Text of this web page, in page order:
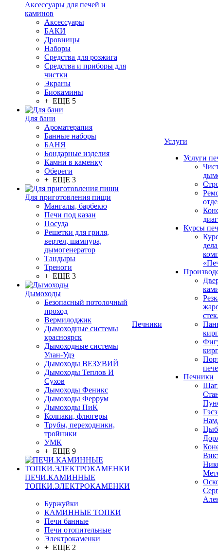
Аксессуары для печей и
каминов
Аксессуары
БАКИ
Дровницы
Наборы
Средства для розжига
Средства и приборы для
чистки
Экраны
Биокамины
+ ЕЩЕ 5
Для бани
Ароматерапия
Банные наборы
БАНЯ
Бондарные изделия
Камни в каменку
Обереги
+ ЕЩЕ 3
Для приготовления пищи
Мангалы, барбекю
Печи под казан
Посуда
Решетки для гриля,
вертел, шампура,
дымогенератор
Тандыры
Треноги
+ ЕЩЕ 3
Дымоходы
Безопасный потолочный
проход
Вермилоджик
Дымоходные системы
красноярск
Дымоходные системы
Улан-Удэ
Дымоходы ВЕЗУВИЙ
Дымоходы Теплов И
Сухов
Дымоходы Феникс
Дымоходы Феррум
Дымоходы ПиК
Колпаки, флюгеры
Трубы, переходники,
тройники
УМК
+ ЕЩЕ 9
ПЕЧИ.КАМИННЫЕ
ТОПКИ.ЭЛЕКТРОКАМЕНКИ
Буржуйки
КАМИННЫЕ ТОПКИ
Печи банные
Печи отопительные
Электрокаменки
+ ЕЩЕ 2
Печники
Услуги
Услуги
Курсы
Печники